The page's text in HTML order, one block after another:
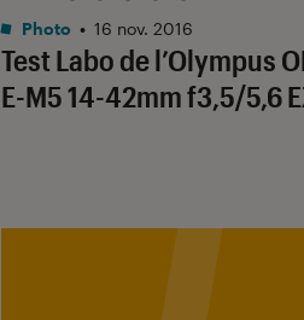
Test Labo de l’Olympus
E-M5 14-42mm f3,5/5,6
Noté 5 étoiles sur 5
Photo • 16 nov. 2016